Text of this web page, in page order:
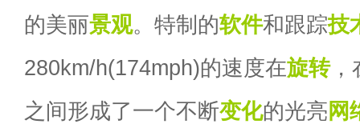
的美丽景观。特制的软件和跟踪技
280km/h(174mph)的速度在旋转，
之间形成了一个不断变化的光亮网